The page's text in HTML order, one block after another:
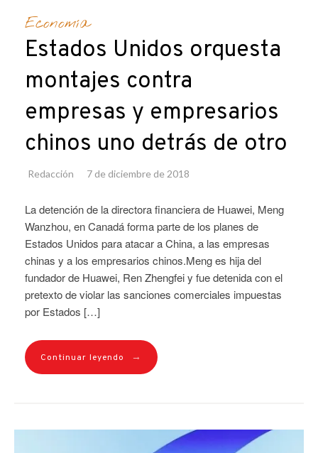
Economía
Estados Unidos orquesta
montajes contra
empresas y empresarios
chinos uno detrás de otro
Redacción 7 de diciembre de 2018
La detención de la directora financiera de Huawei, Meng
Wanzhou, en Canadá forma parte de los planes de
Estados Unidos para atacar a China, a las empresas
chinas y a los empresarios chinos.Meng es hija del
fundador de Huawei, Ren Zhengfei y fue detenida con el
pretexto de violar las sanciones comerciales impuestas
por Estados […]
Continuar leyendo →